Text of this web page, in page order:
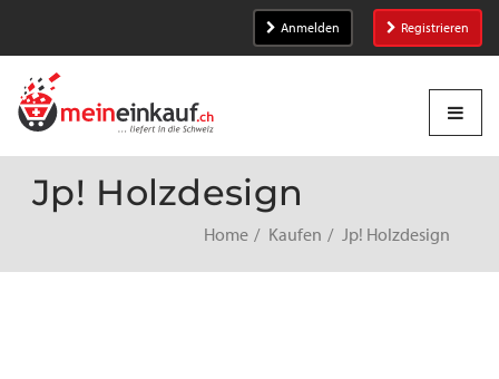
Anmelden Registrieren
Jp! Holzdesign
Home Kaufen Jp! Holzdesign